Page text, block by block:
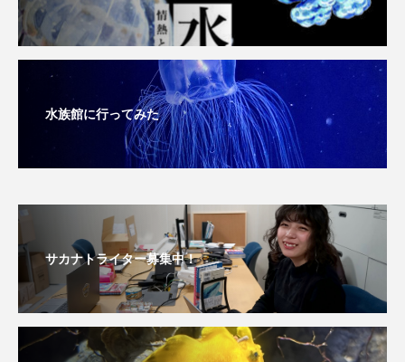
寄生虫 対馬 寿司
市立しものせき水族館・海響館 干支
幼体 幼生 幼魚
採集 撮影 擬態 文化
文学 料理 新海生物 新潟市
旅行 日本固有種 旬 書籍
未利用魚 未来館 東京湾 栄養
水族館に行ってみた
サカナトライター募集中！